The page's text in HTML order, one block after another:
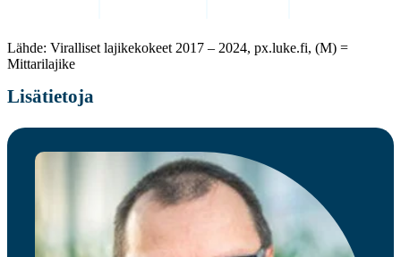
Lähde: Viralliset lajikekokeet 2017 – 2024, px.luke.fi, (M) =
Mittarilajike
Lisätietoja